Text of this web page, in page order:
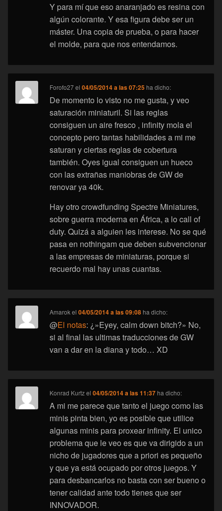
Y para mí que eso anaranjado es resina con
algún colorante. Y esa figura debe ser un
máster. Una copia de prueba, o para hacer
el molde, para que nos entendamos.
Forofo27el04/05/2014 a las 07:25 ha dicho:
De momento lo visto no me gusta, y veo
saturación miniaturil. Si las reglas
consiguen un aire fresco , infinity mola el
concepto pero tantas habilidades a mi me
saturan y ciertas reglas de cobertura
también. Oyes igual consiguen un hueco
con las extrañas maniobras de GW de
renovar ya 40k.
Hay otro crowdfunding Spectre Miniatures,
sobre guerra moderna en África, a lo call of
duty. Quizá a alguien les interese. No se qué
pasa en nothingam que deben subvencionar
a las empresas de miniaturas, porque si
recuerdo mal hay unas cuantas.
Amarokel04/05/2014 a las 09:08 ha dicho:
@El notas: ¿»Eyey, calm down bitch?» No,
si al final las ultimas traducciones de GW
van a dar en la diana y todo… XD
Konrad Kurtzel04/05/2014 a las 11:37 ha dicho:
A mi me parece que tanto el juego como las
minis pinta bien, yo es posible que utilice
algunas minis para proxear infinity. El unico
problema que le veo es que va dirigido a un
nicho de jugadores que a priori es pequeño
y que ya está ocupado por otros juegos. Y
para desbancarlos no basta con ser bueno o
tener calidad ante todo tienes que ser
INNOVADOR.